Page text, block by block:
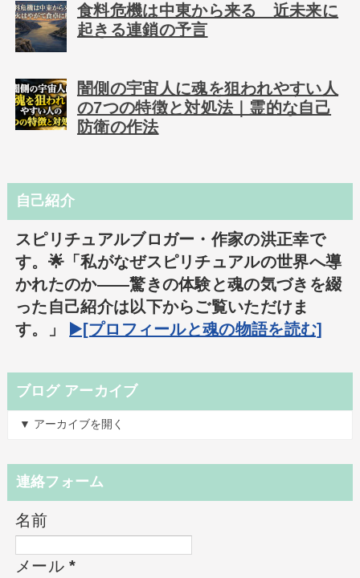
食料危機は中東から来る 近未来に
起きる連鎖の予言
闇側の宇宙人に魂を狙われやすい人
の7つの特徴と対処法｜霊的な自己
防衛の作法
自己紹介
スピリチュアルブロガー・作家の洪正幸で
す。🌟「私がなぜスピリチュアルの世界へ導
かれたのか――驚きの体験と魂の気づきを綴
った自己紹介は以下からご覧いただけま
す。」
▶️[プロフィールと魂の物語を読む]
ブログ アーカイブ
▼ アーカイブを開く
連絡フォーム
名前
メール*